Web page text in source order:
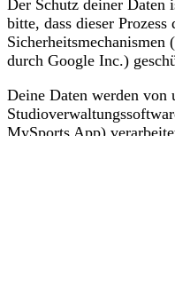
Der Schutz deiner Daten
bitte, dass dieser
durch Google Inc.)
Deine Daten werden von
MySports App)